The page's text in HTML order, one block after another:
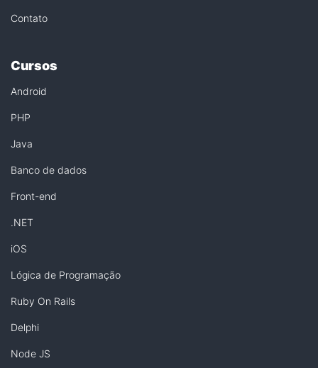
Contato
Cursos
Android
PHP
Java
Banco de dados
Front-end
.NET
iOS
Lógica de Programação
Ruby On Rails
Delphi
Node JS